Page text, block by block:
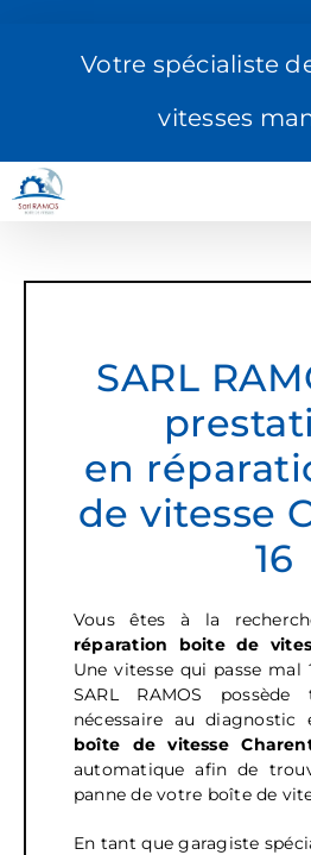
Votre spécialiste
vitesses
SARL
en
de vitesse
16
Vous êtes à la
réparation boite de
Une vitesse qui passe mal
SARL RAMOS possède
nécessaire au
boîte de vitesse
automatique afin de
panne de votre boîte de
En tant que garagiste